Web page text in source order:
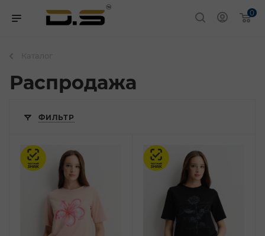
0
Каталог
Распродажа
ФИЛЬТР
Честный знак Честный знак